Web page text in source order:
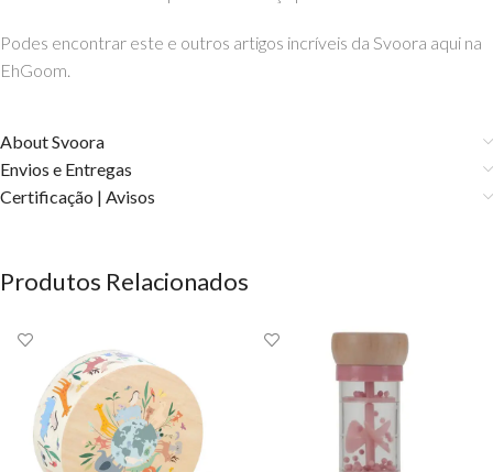
Podes encontrar este e outros artigos incríveis da Svoora aqui na
EhGoom.
About Svoora
Envios e Entregas
Certificação | Avisos
Produtos Relacionados